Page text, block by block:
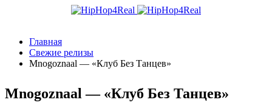
Главная
Свежие релизы
Mnogoznaal — «Клуб Без Танцев»
Mnogoznaal — «Клуб Без Танцев»